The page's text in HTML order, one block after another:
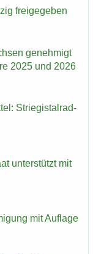
frei­ge­ge­ben
ge­neh­migt
2025 und 2026
Strie­gi­st­al­rad­
un­ter­stützt mit
mit Auf­la­ge